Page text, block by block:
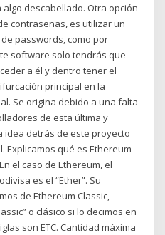
descabellado. Otra opción
contraseñas, es utilizar un
passwords, como por
software solo tendrás que
a él y dentro tener el
principal en la
Se origina debido a una falta
de esta última y
idea detrás de este proyecto
Explicamos qué es Ethereum
el caso de Ethereum, el
es el “Ether”. Su
de Ethereum Classic,
o clásico si lo decimos en
son ETC. Cantidad máxima